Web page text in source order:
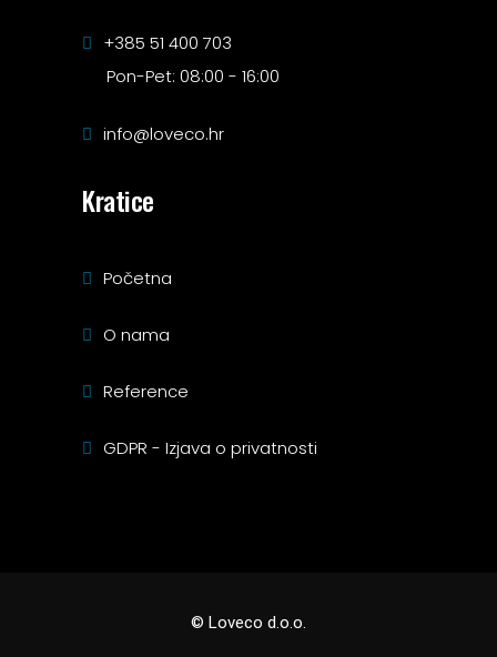
+385 51 400 703
Pon-Pet: 08:00 - 16:00
info@loveco.hr
Kratice
Početna
O nama
Reference
GDPR - Izjava o privatnosti
© Loveco d.o.o.